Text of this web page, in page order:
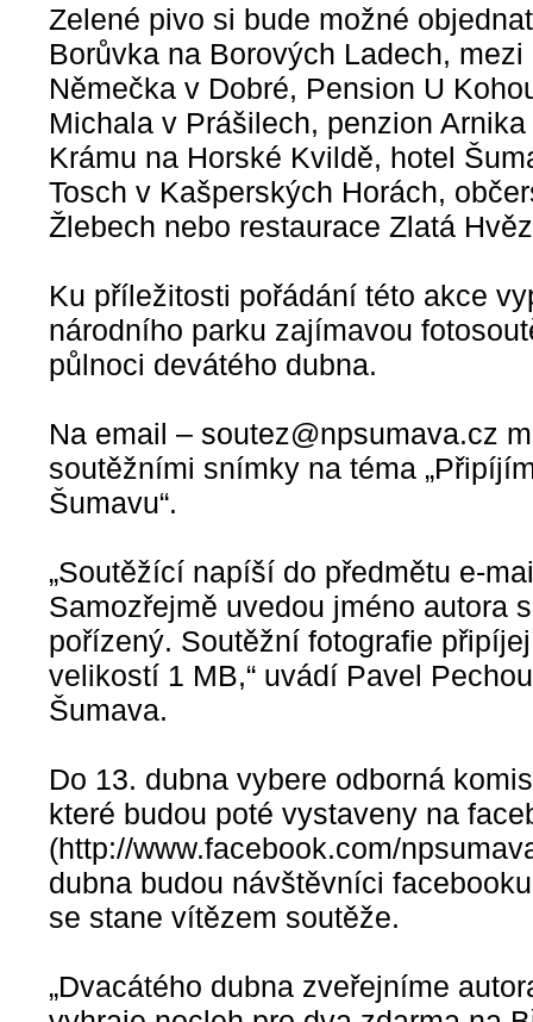
Zelené pivo si bude možné
Borůvka na Borových Ladech,
Němečka v Dobré, Pension U
Michala v Prášilech, penzion
Krámu na Horské Kvildě, hotel
Tosch v Kašperských Horách,
Žlebech nebo restaurace Zlatá
Ku příležitosti pořádání této akce
národního parku zajímavou
půlnoci devátého dubna.
Na email – soutez@npsumava.cz
soutěžními snímky na téma
Šumavu“.
„Soutěžící napíší do předmětu e-
Samozřejmě uvedou jméno autora
pořízený. Soutěžní fotografie
velikostí 1 MB,“ uvádí Pavel
Šumava.
Do 13. dubna vybere odborná
které budou poté vystaveny na
(http://www.facebook.com/
dubna budou návštěvníci
se stane vítězem soutěže.
„Dvacátého dubna zveřejníme